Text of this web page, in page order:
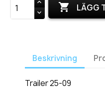
 LÄGG
Beskrivning
Trailer 25-09